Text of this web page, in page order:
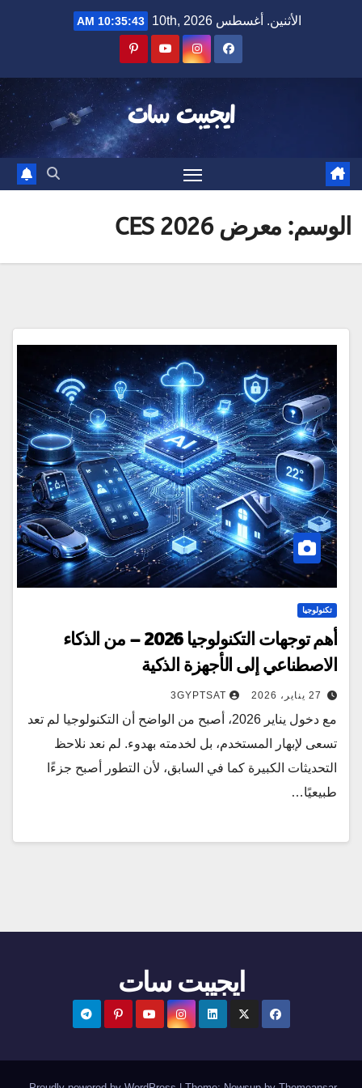
الأثنين. أغسطس 10th, 2026 10:35:43 AM
ايجيبت سات
الوسم:معرض CES 2026
تكنولوجيا
أهم توجهات التكنولوجيا 2026 – من الذكاء
الاصطناعي إلى الأجهزة الذكية
27 يناير، 2026 3GYPTSAT
مع دخول يناير 2026، أصبح من الواضح أن التكنولوجيا لم تعد
تسعى لإبهار المستخدم، بل لخدمته بهدوء. لم نعد نلاحظ
التحديثات الكبيرة كما في السابق، لأن التطور أصبح جزءًا
طبيعيًا…
ايجيبت سات